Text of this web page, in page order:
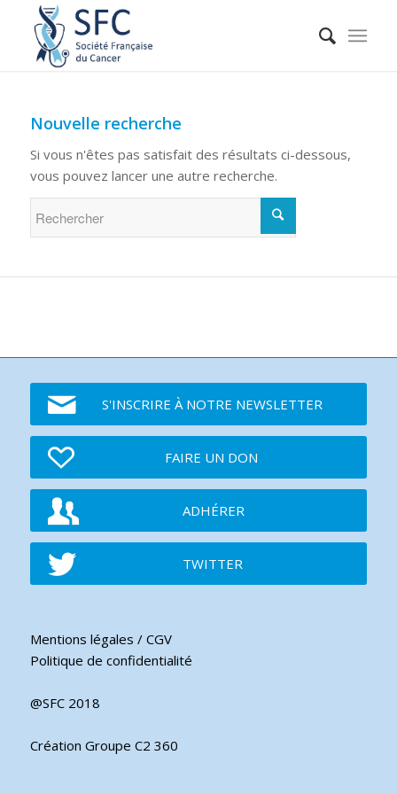
Nouvelle recherche
Si vous n'êtes pas satisfait des résultats ci-dessous,
vous pouvez lancer une autre recherche.
S'INSCRIRE À NOTRE NEWSLETTER
FAIRE UN DON
ADHÉRER
TWITTER
Mentions légales / CGV
Politique de confidentialité
@SFC 2018
Création Groupe C2 360